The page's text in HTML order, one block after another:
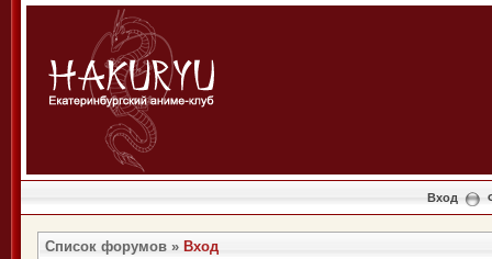
Вход
Список форумов » Вход